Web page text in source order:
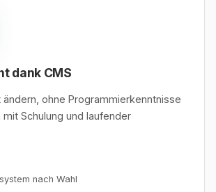
dank CMS
ändern, ohne Programmierkenntnisse
mit Schulung und laufender
nach Wahl